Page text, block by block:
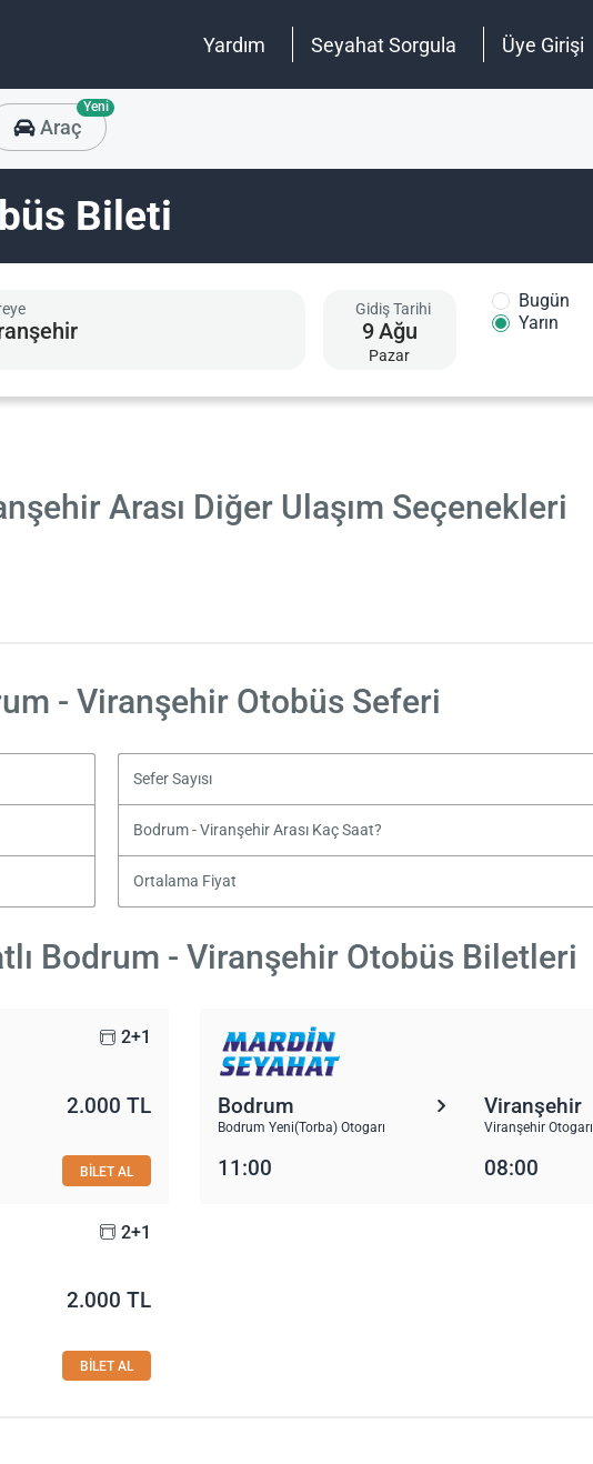
Yardım Seyahat Sorgula Üye Girişi
Araç
Yeni
Bileti
Gidiş Tarihi
9Ağu
Pazar
Bugün
Yarın
Arası Diğer Ulaşım Seçenekleri
- Viranşehir Otobüs Seferi
Sefer Sayısı
Bodrum - Viranşehir Arası Kaç Saat?
Ortalama Fiyat
Bodrum - Viranşehir Otobüs Biletleri
2+1
2.000 TL
BİLET AL
Bodrum
Bodrum Yeni(Torba) Otogarı
Viranşehir
Viranşehir Otogarı
11:00 08:00
2+1
2.000 TL
BİLET AL